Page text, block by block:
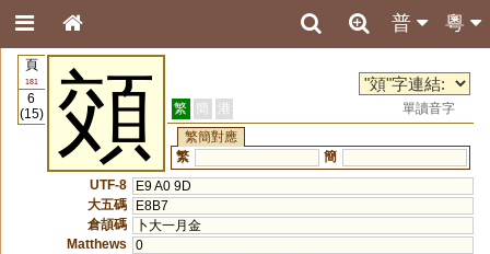
粵
普
頁
181
6
(15)
頝 繁 簡 港
單讀音字
繁簡對應
繁
簡
UTF-8
E9 A0 9D
大五碼
E8B7
倉頡碼
卜大一月金
Matthews
0